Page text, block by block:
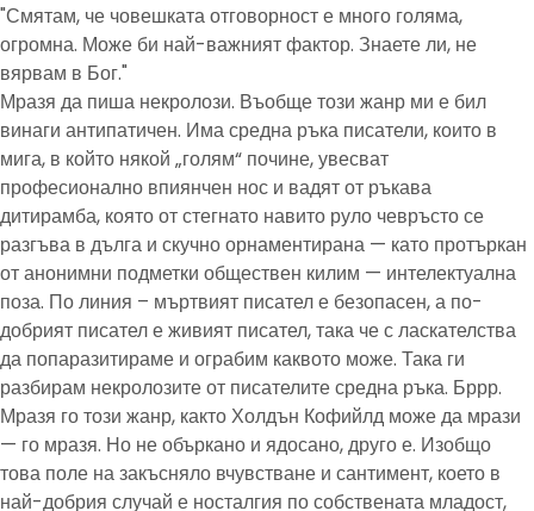
"Смятам, че човешката отговорност е много голяма,
огромна. Може би най-важният фактор. Знаете ли, не
вярвам в Бог."
Мразя да пиша некролози. Въобще този жанр ми е бил
винаги антипатичен. Има средна ръка писатели, които в
мига, в който някой „голям“ почине, увесват
професионално впиянчен нос и вадят от ръкава
дитирамба, която от стегнато навито руло чевръсто се
разгъва в дълга и скучно орнаментирана — като протъркан
от анонимни подметки обществен килим — интелектуална
поза. По линия – мъртвият писател е безопасен, а по-
добрият писател е живият писател, така че с ласкателства
да попаразитираме и ограбим каквото може. Така ги
разбирам некролозите от писателите средна ръка. Бррр.
Мразя го този жанр, както Холдън Кофийлд може да мрази
— го мразя. Но не объркано и ядосано, друго е. Изобщо
това поле на закъсняло вчувстване и сантимент, което в
най-добрия случай е носталгия по собствената младост,